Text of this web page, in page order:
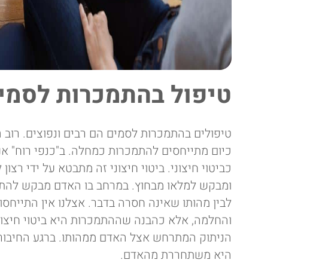
טיפול בהתמכרות
טיפולים בהתמכרות לסמים הם רבים ונפוצים.
כיום מתייחסים להתמכרות כמחלה. ב"כנפי רוח"
כביטוי חיצוני. ביטוי חיצוני זה מתבטא על ידי
ומבקש למלאו מבחוץ. במרחב בו האדם מבקש
לבין מהותו שאינה חסרה בדבר. אצלנו אין
והחלמה, אלא כהבנה שההתמכרות היא ביטוי
הניתוק המתרחש אצל האדם ממהותו. ברגע
היא משתחררת מהאדם.